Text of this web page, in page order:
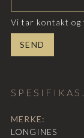
Vi tar kontakt og
MERKE:
LONGINES